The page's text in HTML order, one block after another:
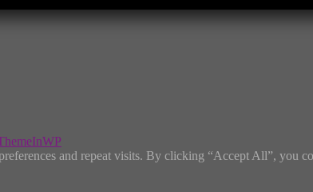
and repeat visits. By clicking “Accept All”, you